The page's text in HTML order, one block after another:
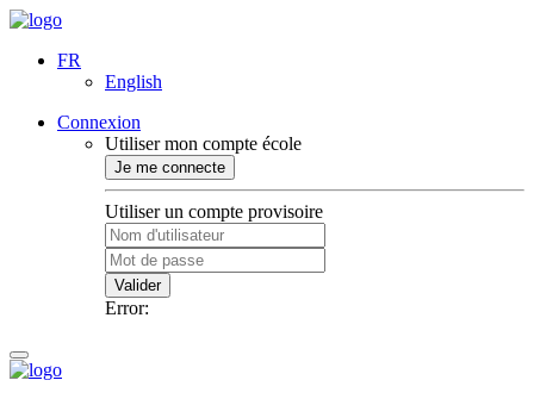
FR
English
Connexion
Utiliser mon compte école
Je me connecte
Utiliser un compte provisoire
Valider
Error: